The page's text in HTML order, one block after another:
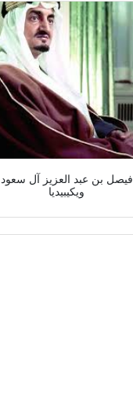
فيصل بن عبد العزيز آل سعود
ويكيبيديا